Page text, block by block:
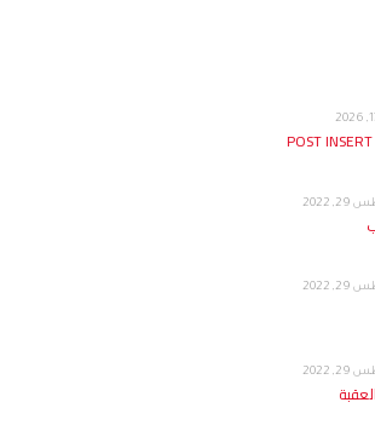
POST
2022
2022
2022